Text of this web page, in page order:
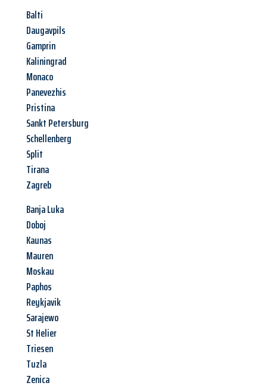
Balti
Daugavpils
Gamprin
Kaliningrad
Monaco
Panevezhis
Pristina
Sankt Petersburg
Schellenberg
Split
Tirana
Zagreb
Banja Luka
Doboj
Kaunas
Mauren
Moskau
Paphos
Reykjavik
Sarajewo
St Helier
Triesen
Tuzla
Zenica